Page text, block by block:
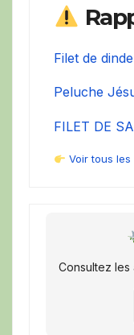
Filet de
Peluche
FILET DE
Voir tous
Consultez